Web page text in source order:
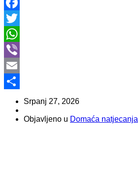
Facebook
Twitter
WhatsApp
Viber
Email
Share
Srpanj 27, 2026
Objavljeno u Domaća natjecanja